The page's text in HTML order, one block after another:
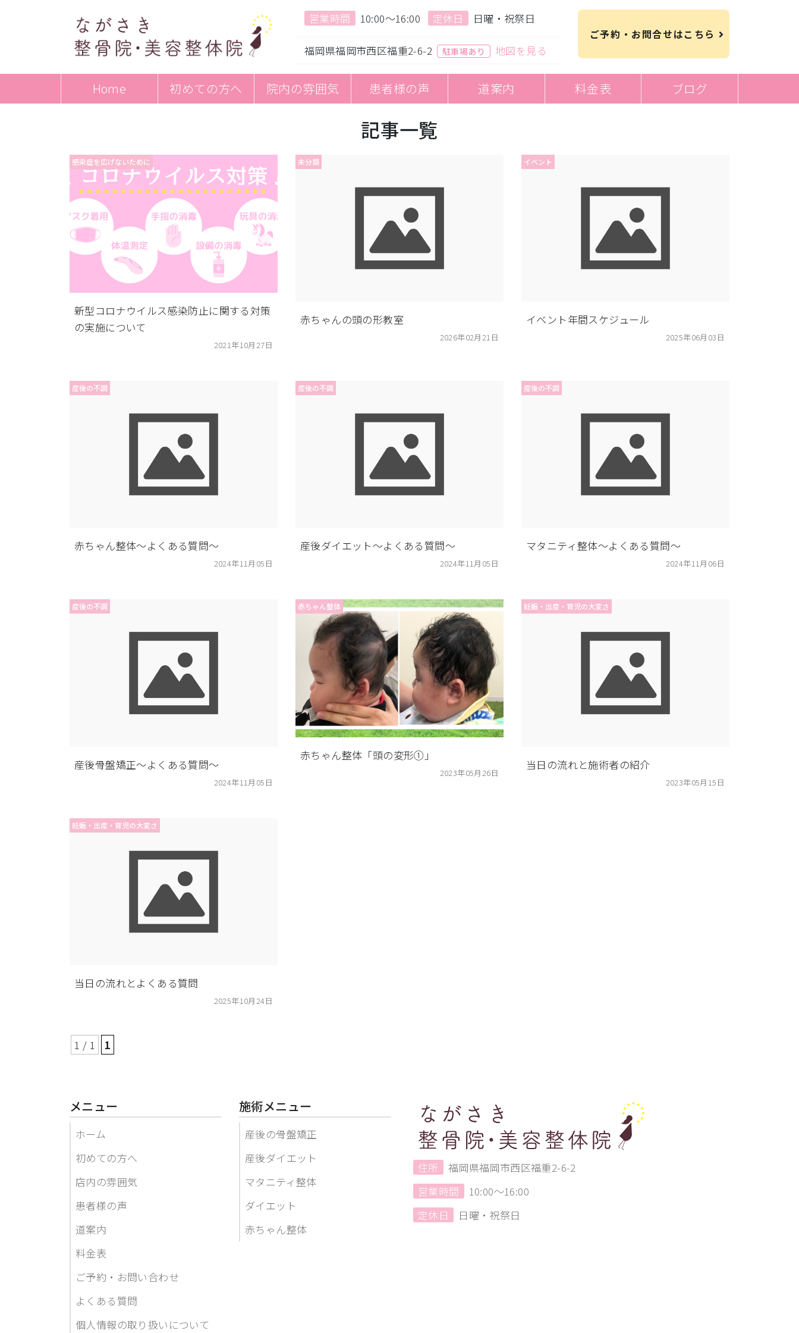
営業時間 10:00〜16:00 定休日 日曜・祝祭日
福岡県福岡市西区福重2-6-2 駐車場あり 地図を見る
ご予約・お問合せはこちら
Home 初めての方へ 院内の雰囲気 患者様の声 道案内 料金表 ブログ
記事一覧
感染症を広げないために
新型コロナウイルス感染防止に関する対策
の実施について
2021年10月27日
未分類
赤ちゃんの頭の形教室
2026年02月21日
イベント
イベント年間スケジュール
2025年06月03日
産後の不調
赤ちゃん整体〜よくある質問〜
2024年11月05日
産後の不調
産後ダイエット〜よくある質問〜
2024年11月05日
産後の不調
マタニティ整体〜よくある質問〜
2024年11月06日
産後の不調
産後骨盤矯正〜よくある質問〜
2024年11月05日
赤ちゃん整体
赤ちゃん整体「頭の変形①」
2023年05月26日
妊娠・出産・育児の大変さ
当日の流れと施術者の紹介
2023年05月15日
妊娠・出産・育児の大変さ
当日の流れとよくある質問
2025年10月24日
1 / 1 1
メニュー
ホーム
初めての方へ
店内の雰囲気
患者様の声
道案内
料金表
ご予約・お問い合わせ
よくある質問
個人情報の取り扱いについて
施術メニュー
産後の骨盤矯正
産後ダイエット
マタニティ整体
ダイエット
赤ちゃん整体
住所
福岡県福岡市西区福重2-6-2
営業時間
10:00〜16:00
定休日
日曜・祝祭日